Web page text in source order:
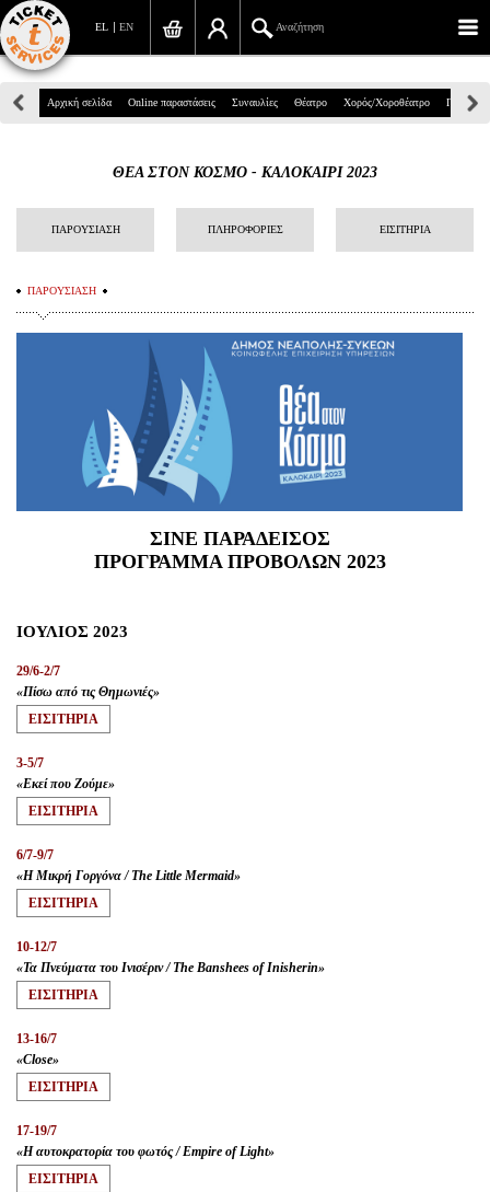
EN
EL Αναζήτηση
Πανεπιστημίου 39, Αθήνα
info@ticketservices.gr
Αναζήτηση
Παραγγελία
Αναζήτηση παραγγελίας
Προσωπικά Δεδομένα
Πληροφορίες
Είσοδος διαχειριστή
Αρχική σελίδα Online παραστάσεις Συναυλίες Θέατρο Χορός/Χοροθέατρο Παιδικά
ΘΕΑ ΣΤΟΝ ΚΟΣΜΟ - ΚΑΛΟΚΑΙΡΙ 2023
ΠΑΡΟΥΣΙΑΣΗ ΠΛΗΡΟΦΟΡΙΕΣ ΕΙΣΙΤΗΡΙΑ
ΠΑΡΟΥΣΙΑΣΗ
ΣΙΝΕ ΠΑΡΑΔΕΙΣΟΣ
ΠΡΟΓΡΑΜΜΑ ΠΡΟΒΟΛΩΝ 2023
ΙΟΥΛΙΟΣ 2023
29/6-2/7
«Πίσω από τις Θημωνιές»
ΕΙΣΙΤΗΡΙA
3-5/7
«Εκεί που Ζούμε»
ΕΙΣΙΤΗΡΙA
6/7-9/7
«Η Μικρή Γοργόνα / The Little Mermaid»
ΕΙΣΙΤΗΡΙA
10-12/7
«Τα Πνεύματα του Ινισέριν / The Banshees of Inisherin»
ΕΙΣΙΤΗΡΙA
13-16/7
«Close»
ΕΙΣΙΤΗΡΙA
17-19/7
«Η αυτοκρατορία του φωτός / Empire of Light»
ΕΙΣΙΤΗΡΙA